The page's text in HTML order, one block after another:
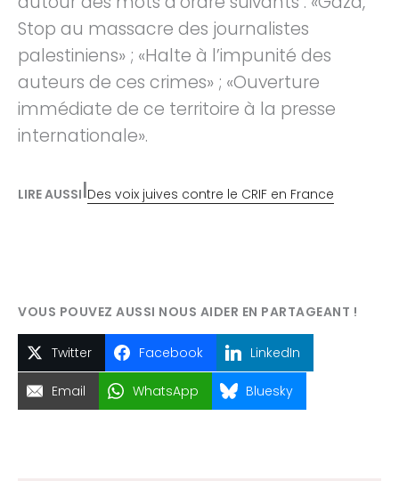
Stop au massacre des journalistes
palestiniens» ; «Halte à l’impunité des
auteurs de ces crimes» ; «Ouverture
immédiate de ce territoire à la presse
internationale».
LIRE AUSSI Des voix juives contre le CRIF en France
Twitter Facebook LinkedIn
Email WhatsApp Bluesky